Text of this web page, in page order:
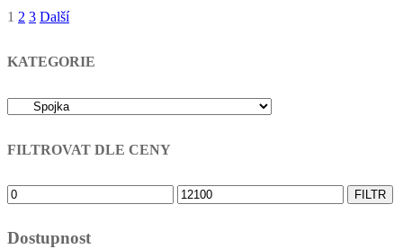
Stránkování
příspěvků
1 2 3 Další
KATEGORIE
FILTROVAT DLE CENY
Minimální
Maximální
FILTR
Dostupnost